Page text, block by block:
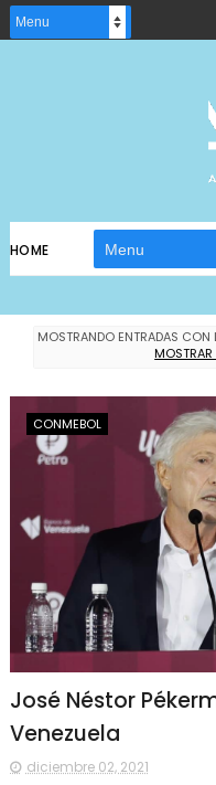
HOME
MOSTRANDO ENTRADAS CON
MOSTRAR
CONMEBOL
José Néstor
Venezuela
diciembre 02, 2021